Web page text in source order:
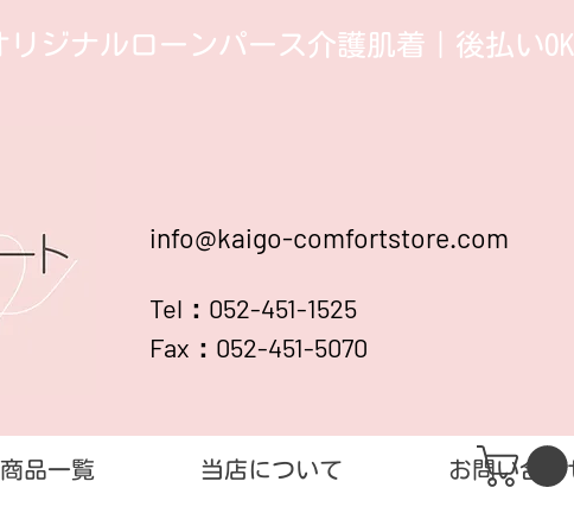
リジナルローンパース介護肌着​｜後払い
info@kaigo-comfortstore.com
Tel：052-451-1525
Fax：052-451-5070
商品一覧 当店について お問い合わ